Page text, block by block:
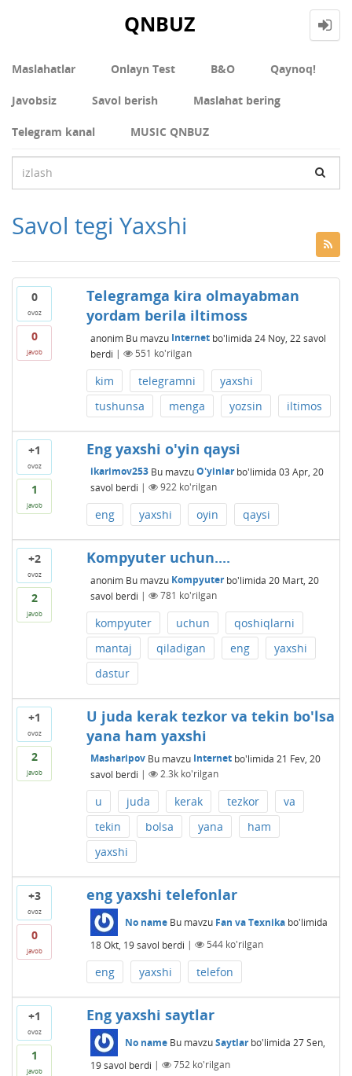
QNBUZ
Maslahatlar Onlayn Test В&О Qaynoq!
Javobsiz Savol berish Maslahat bering
Telegram kanal MUSIC QNBUZ
Savol tegi Yaxshi
0
ovoz
0
javob
Telegramga kira olmayabman
yordam berila iltimoss
anonim Bu mavzu Internetbo'limida 24 Noy, 22 savol
berdi | 551 ko'rilgan
kim telegramni
yaxshi
tushunsa
menga yozsin iltimos
+1
ovoz
1
javob
Eng yaxshi o'yin qaysi
ikarimov253 Bu mavzuO'yinlarbo'limida 03 Apr, 20
savol berdi | 922ko'rilgan
eng yaxshi oyin qaysi
+2
ovoz
2
javob
Kompyuter uchun....
anonim Bu mavzu Kompyuterbo'limida 20 Mart, 20
savol berdi | 781 ko'rilgan
kompyuter uchun
qoshiqlarni
mantaj
qiladigan eng
yaxshi
dastur
+1
ovoz
2
javob
U juda kerak tezkor va tekin bo'lsa
yana ham yaxshi
Masharipov Bu mavzu Internetbo'limida 21 Fev, 20
savol berdi | 2.3kko'rilgan
u juda kerak tezkor
va
tekin
bolsa yana
ham
yaxshi
+3
ovoz
0
javob
eng yaxshi telefonlar
No name Bu mavzu Fan va Texnikabo'limida
18 Okt, 19 savol berdi | 544ko'rilgan
eng yaxshi telefon
+1
ovoz
1
javob
Eng yaxshi saytlar
No name Bu mavzuSaytlarbo'limida 27 Sen,
19 savol berdi | 752ko'rilgan